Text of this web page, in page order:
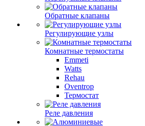
Обратные клапаны
Регулирующие узлы
Комнатные термостаты
Emmeti
Watts
Rehau
Oventrop
Термостат
Реле давления